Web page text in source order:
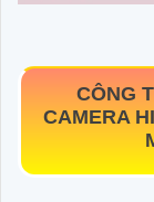
CÔNG
CAMERA